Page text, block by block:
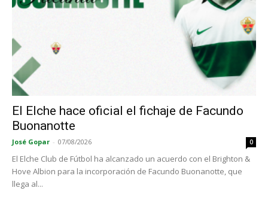
El Elche hace oficial el fichaje de Facundo
Buonanotte
José Gopar - 07/08/2026 0
El Elche Club de Fútbol ha alcanzado un acuerdo con el Brighton &
Hove Albion para la incorporación de Facundo Buonanotte, que
llega al...